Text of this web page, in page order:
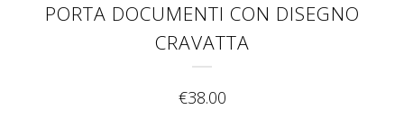
PORTA DOCUMENTI CON DISEGNO
CRAVATTA
€38.00